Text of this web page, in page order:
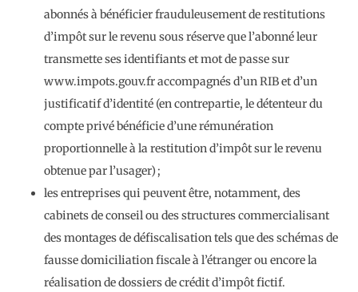
abonnés à bénéficier frauduleusement de restitutions
d’impôt sur le revenu sous réserve que l’abonné leur
transmette ses identifiants et mot de passe sur
www.impots.gouv.fr accompagnés d’un RIB et d’un
justificatif d’identité (en contrepartie, le détenteur du
compte privé bénéficie d’une rémunération
proportionnelle à la restitution d’impôt sur le revenu
obtenue par l’usager) ;
les entreprises qui peuvent être, notamment, des
cabinets de conseil ou des structures commercialisant
des montages de défiscalisation tels que des schémas de
fausse domiciliation fiscale à l’étranger ou encore la
réalisation de dossiers de crédit d’impôt fictif.